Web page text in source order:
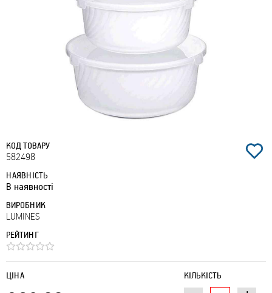
КОД ТОВАРУ
582498
НАЯВНІСТЬ
В наявності
ВИРОБНИК
LUMINES
РЕЙТИНГ
КІЛЬКІСТЬ
ЦІНА